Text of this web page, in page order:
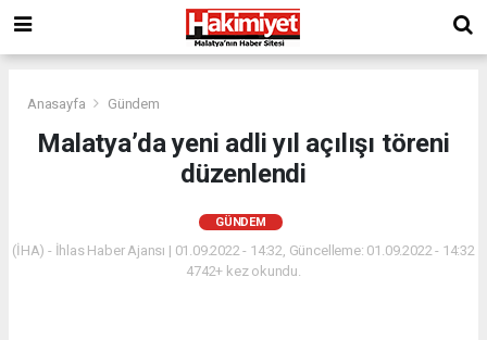
Anasayfa Gündem
Malatya’da yeni adli yıl açılışı töreni
düzenlendi
GÜNDEM
(İHA) - İhlas Haber Ajansı | 01.09.2022 - 14:32, Güncelleme: 01.09.2022 - 14:32
4742+ kez okundu.